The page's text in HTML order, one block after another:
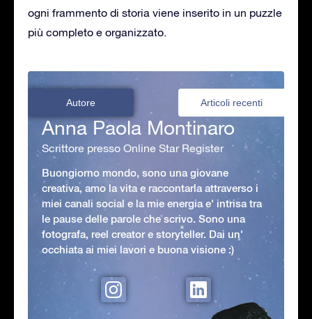
ogni frammento di storia viene inserito in un puzzle
più completo e organizzato.
Autore Articoli recenti
Anna Paola Montinaro
Scrittore presso Online Star Register
Buongiorno mondo, sono una giovane
creativa, amo la vita e raccontarla attraverso i
miei canali social e la mie energia e' intrisa tra
le pause delle parole che scrivo. Sono una
fotografa, reel creator e storyteller. Dai un'
occhiata ai miei lavori e buona visione :)